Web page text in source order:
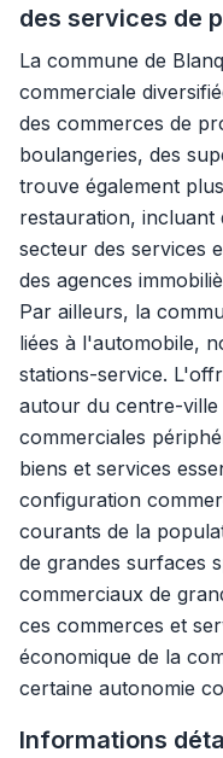
des services de
La commune de
commerciale
des commerces de
boulangeries, des
trouve également
restauration, incluant
secteur des services
des agences
Par ailleurs, la
liées à l'automobile,
stations-service.
autour du centre-ville
commerciales
biens et services
configuration
courants de la
de grandes surfaces
commerciaux de
ces commerces et
économique de la
certaine autonomie
Informations